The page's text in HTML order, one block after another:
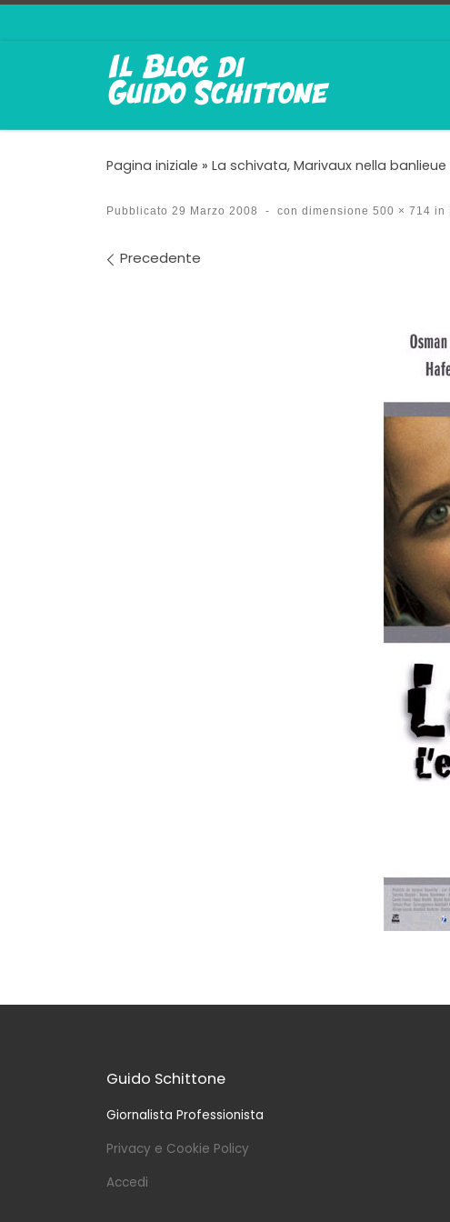
Pagina iniziale » La schivata, Marivaux nella banlieue
Pubblicato 29 Marzo 2008 - con dimensione 500 × 714 in
Navigazione immagini
Precedente
Guido Schittone
Giornalista Professionista
Privacy e Cookie Policy
Accedi